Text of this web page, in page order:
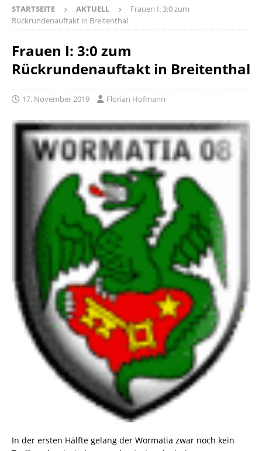
STARTSEITE AKTUELL
Frauen I: 3:0 zum
Rückrundenauftakt in Breitenthal
Frauen I: 3:0 zum
Rückrundenauftakt in Breitenthal
17. November 2019 Florian Hofmann
In der ersten Hälfte gelang der Wormatia zwar noch kein